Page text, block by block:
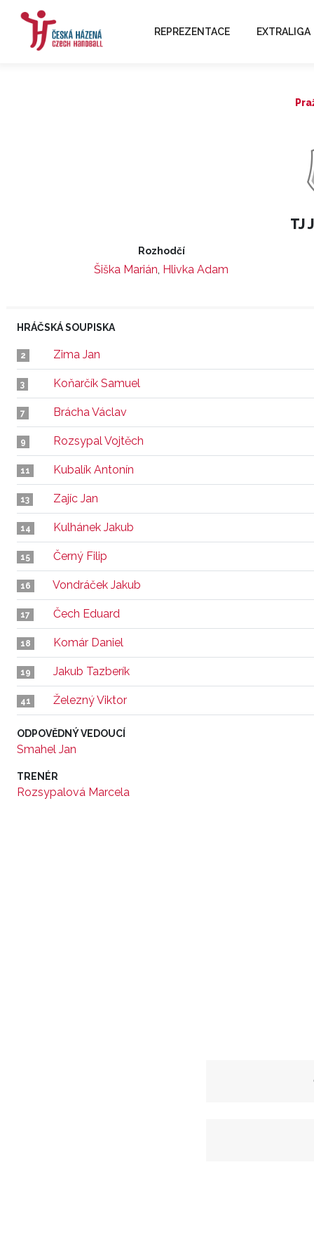
REPREZENTACE EXTRALIGA
TJ
Rozhodčí
Šiška Marián, Hlivka Adam
HRÁČSKÁ SOUPISKA
2 Zima Jan
3 Koňarčík Samuel
7 Brácha Václav
9 Rozsypal Vojtěch
11 Kubalík Antonín
13 Zajíc Jan
14 Kulhánek Jakub
15 Černý Filip
16 Vondráček Jakub
17 Čech Eduard
18 Komár Daniel
19 Jakub Tazberík
41 Železný Viktor
ODPOVĚDNÝ VEDOUCÍ
Smahel Jan
TRENÉR
Rozsypalová Marcela